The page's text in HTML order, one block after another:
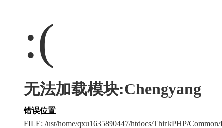
:(
无法加载模块:Chengyang
错误位置
FILE: /usr/home/qxu1635890447/htdocs/ThinkPHP/